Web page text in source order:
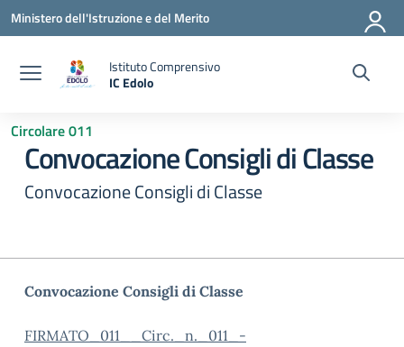
Vai ai contenuti
Vai al menu di navigazione
Vai al footer
Ministero dell'Istruzione e del Merito
Istituto Comprensivo
IC Edolo
Circolare 011
Convocazione Consigli di Classe
Convocazione Consigli di Classe
Convocazione Consigli di Classe
FIRMATO_011__Circ._n._011_-